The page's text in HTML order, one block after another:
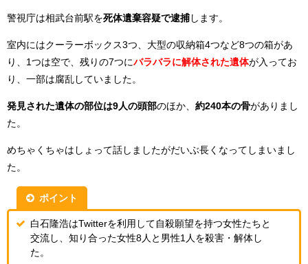
警視庁は相武台前駅を死体遺棄容疑で逮捕します。
室内にはクーラーボックス3つ、大型の収納箱4つなど8つの箱があ
り、1つは空で、残りの7つにバラバラに解体された遺体が入ってお
り、一部は腐乱していました。
発見された遺体の部位は9人の頭部のほか、 約240本の骨がありまし
た。
めちゃくちゃはしょって話しましたがだいぶ長くなってしまいまし
た。
ポイント
白石隆浩はTwitterを利用して自殺願望を持つ女性たちと
交流し、知り合った女性8人と男性1人を殺害・解体し
た。